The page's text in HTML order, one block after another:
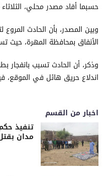
حسبما أفاد مصدر محلي، الثلاثاء 2 سبتمبر /أيلول 2025.
وبين المصدر، بأن الحادث
الأنفاق بمحافظة المهرة،
وذكر، أن الحادث تسبب بانفجار
اندلاع حريق هائل في الموقع،
اخبار من القسم
تنفيذ
مدان